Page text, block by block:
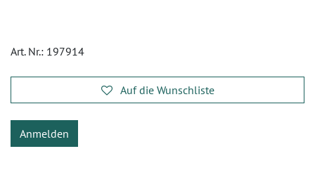
Art. Nr.: 197914
Auf die Wunschliste
Anmelden